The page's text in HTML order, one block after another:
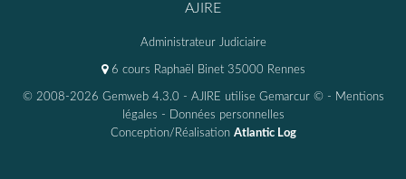
AJIRE
Administrateur Judiciaire
6 cours Raphaël Binet 35000 Rennes
© 2008-2026 Gemweb 4.3.0 - AJIRE utilise Gemarcur © - Mentions
légales - Données personnelles
Conception/Réalisation Atlantic Log